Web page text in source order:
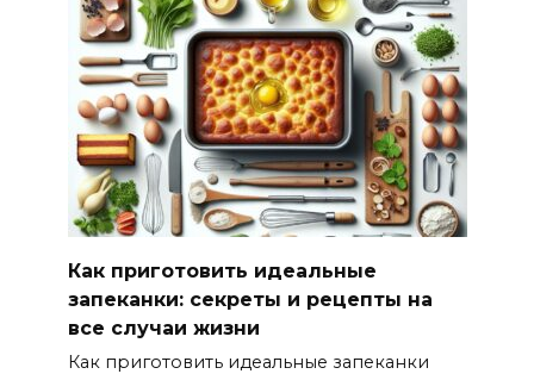
Как приготовить идеальные
запеканки: секреты и рецепты на
все случаи жизни
Как приготовить идеальные запеканки